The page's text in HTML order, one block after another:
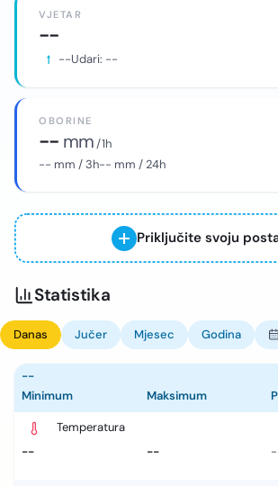
VJETAR
--
--Udari: --
OBORINE
-- mm/ 1h
-- mm / 3h-- mm / 24h
Priključite svoju
Statistika
Danas Jučer Mjesec Godina
--
Minimum
Maksimum
Temperatura
--
--